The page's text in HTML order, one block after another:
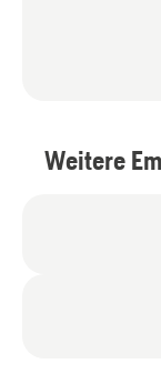
Weitere